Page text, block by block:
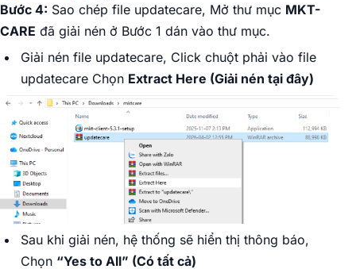
Bước 4: Sao chép file updatecare, Mở thư mục MKT-
CARE đã giải nén ở Bước 1 dán vào thư mục.
Giải nén file updatecare, Click chuột phải vào file
updatecare Chọn Extract Here (Giải nén tại đây)
Sau khi giải nén, hệ thống sẽ hiển thị thông báo,
Chọn “Yes to All” (Có tất cả)